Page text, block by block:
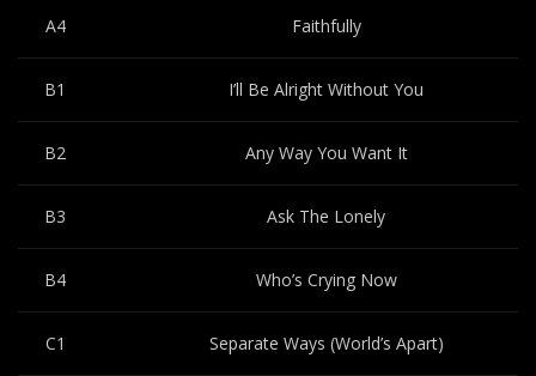
A4 Faithfully
B1 I’ll Be Alright Without You
B2 Any Way You Want It
B3 Ask The Lonely
B4 Who’s Crying Now
C1 Separate Ways (World’s Apart)